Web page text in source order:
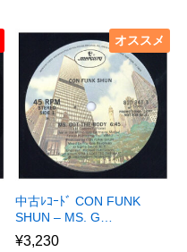
オススメ
中古ﾚｺｰﾄﾞ CON FUNK
SHUN – MS. G…
¥3,230